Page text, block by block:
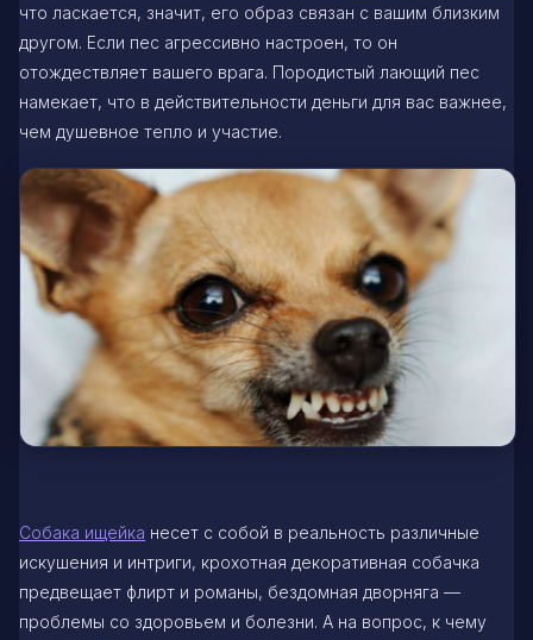
что ласкается, значит, его образ связан с вашим близким
другом. Если пес агрессивно настроен, то он
отождествляет вашего врага. Породистый лающий пес
намекает, что в действительности деньги для вас важнее,
чем душевное тепло и участие.
Собака ищейка несет с собой в реальность различные
искушения и интриги, крохотная декоративная собачка
предвещает флирт и романы, бездомная дворняга —
проблемы со здоровьем и болезни. А на вопрос, к чему